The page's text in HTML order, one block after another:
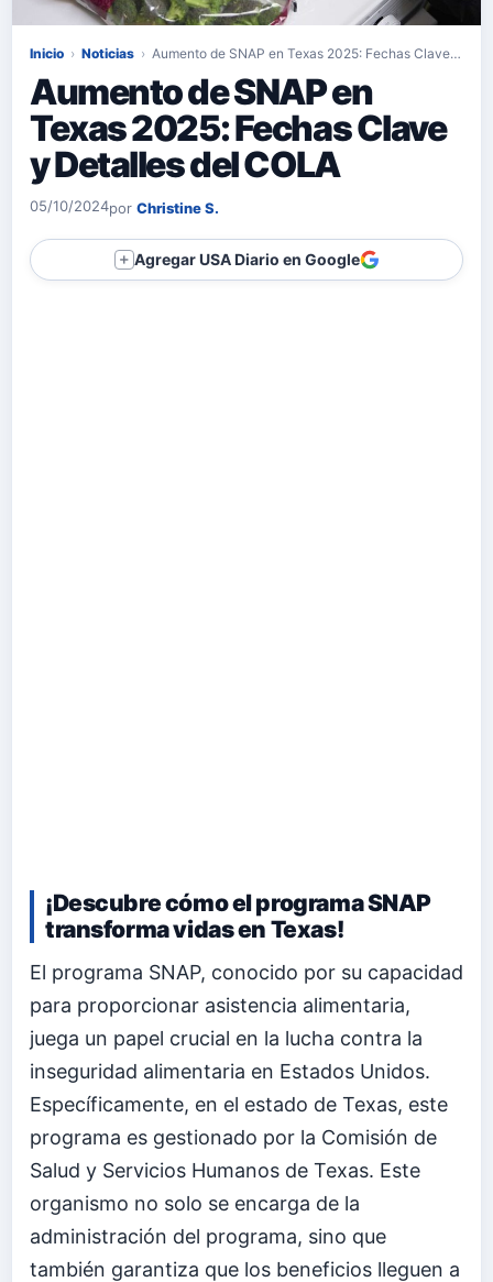
Inicio › Noticias › Aumento de SNAP en Texas 2025: Fechas Clave…
Aumento de SNAP en
Texas 2025: Fechas Clave
y Detalles del COLA
05/10/2024por Christine S.
＋ Agregar USA Diario en Google
¡Descubre cómo el programa SNAP
transforma vidas en Texas!
El programa SNAP, conocido por su capacidad
para proporcionar asistencia alimentaria,
juega un papel crucial en la lucha contra la
inseguridad alimentaria en Estados Unidos.
Específicamente, en el estado de Texas, este
programa es gestionado por la Comisión de
Salud y Servicios Humanos de Texas. Este
organismo no solo se encarga de la
administración del programa, sino que
también garantiza que los beneficios lleguen a